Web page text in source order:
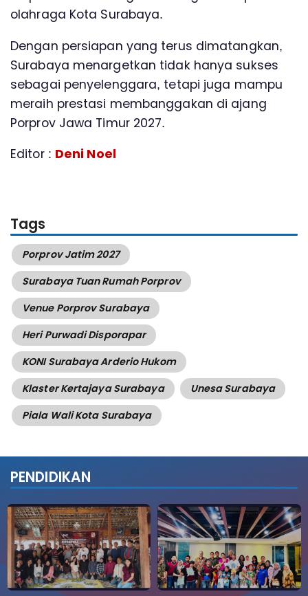
olahraga Kota Surabaya.
Dengan persiapan yang terus dimatangkan,
Surabaya menargetkan tidak hanya sukses
sebagai penyelenggara, tetapi juga mampu
meraih prestasi membanggakan di ajang
Porprov Jawa Timur 2027.
Editor : Deni Noel
Tags
Porprov Jatim 2027
Surabaya Tuan Rumah Porprov
Venue Porprov Surabaya
Heri Purwadi Disporapar
KONI Surabaya Arderio Hukom
Klaster Kertajaya Surabaya
Unesa Surabaya
Piala Wali Kota Surabaya
PENDIDIKAN